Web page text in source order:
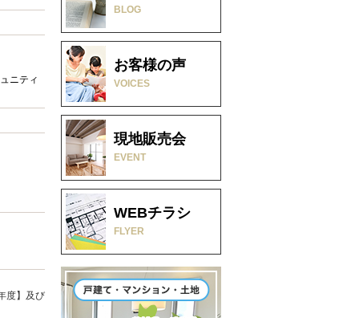
ニティ
度】及び
BLOG
お客様の声
VOICES
現地販売会
EVENT
WEBチラシ
FLYER